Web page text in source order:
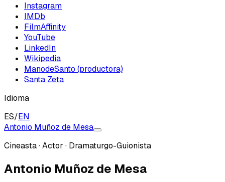
Instagram
IMDb
FilmAffinity
YouTube
LinkedIn
Wikipedia
ManodeSanto (productora)
Santa Zeta
Idioma
ES/EN
Antonio Muñoz de Mesa
Cineasta · Actor · Dramaturgo-Guionista
Antonio Muñoz de Mesa